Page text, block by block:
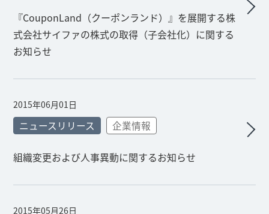
『CouponLand（クーポンランド）』を展開する株
式会社サイファの株式の取得（子会社化）に関する
お知らせ
2015年06月01日
ニュースリリース 企業情報
組織変更および人事異動に関するお知らせ
2015年05月26日